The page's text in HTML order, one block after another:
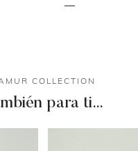
COLLECTION
para ti…